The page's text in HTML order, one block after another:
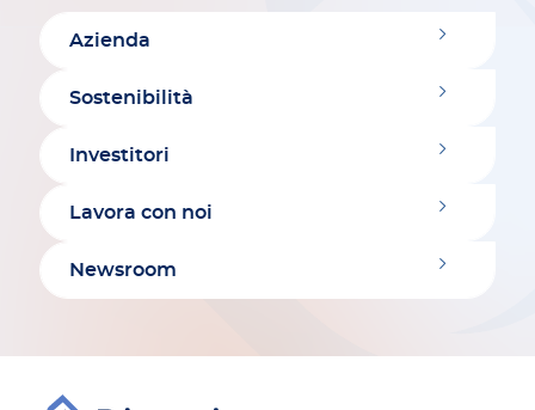
Azienda
Sostenibilità
Investitori
Lavora con noi
Newsroom